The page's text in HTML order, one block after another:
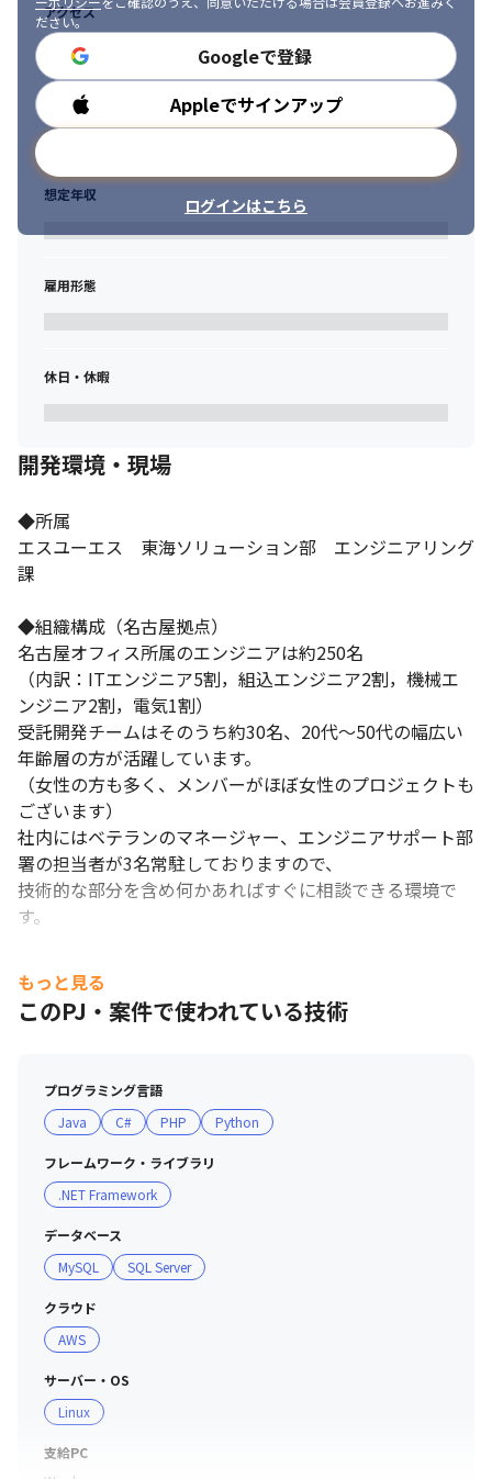
エンジニアのキャリア形成をサポート。
入社後のキャリアアップを継続的に支援します。
・多様なプロジェクト
大手企業を中心とした案件多数。
業界業種様々なプロジェクトに携われます。
・最先端技術領域へのチャレンジ機会
XR・AIをはじめとした先端技術領域において、実践的なプロジェ
クトへの参画が可能です。
さらに、AI人材育成にも注力しており、全社員に対してGemini
日常業務から最新AIを活用できる環境を整えています。
・キャリアの可能性
20代でリーダーとして活躍する社員も在籍しています。
・高い技術力を、正当に評価・還元する「フリーランスバリュー
専門性や実績を持つエンジニアを対象に、担当案件で生み出した
正社員としての安心感を持ちながら、フリーランスのように自身
の市場価値を高め、
収入アップを目指せる環境を提供しています。（規定あり）
ださい。
Googleで登録
Appleでサインアップ
ログインはこちら
アクセス
勤務時間
想定年収
雇用形態
休日・休暇
開発環境・現場
◆所属
エスユーエス　東海ソリューション部　エンジニアリング
課
◆組織構成（名古屋拠点）
名古屋オフィス所属のエンジニアは約250名
（内訳：ITエンジニア5割，組込エンジニア2割，機械エ
ンジニア2割，電気1割）
受託開発チームはそのうち約30名、20代～50代の幅広い
年齢層の方が活躍しています。
（女性の方も多く、メンバーがほぼ女性のプロジェクトも
ございます）
社内にはベテランのマネージャー、エンジニアサポート部
署の担当者が3名常駐しておりますので、
技術的な部分を含め何かあればすぐに相談できる環境で
す。
【名古屋拠点、お取引先を一部ご紹介】※敬称略。
株式会社CTCテクノロジー／株式会社FUJI／NDSインフ
ォス株式会社／株式会社NEXCOシステムソリューション
TIS株式会社／株式会社アイシン／アイシン・ソフトウェ
ア株式会社／アイホン株式会社／株式会社インテック／オ
ムロン デジタル株式会社／ガイオ・テクノロジー株式会
社／キヤノンITソリューションズ株式会社／株式会社サニ
ー技研／株式会社システムリサーチ／株式会社シバックス
／シューワ株式会社／株式会社セリオ／ソニーグローバル
マニュファクチャリング＆オペレーションズ株式会社／株
式会社ソフトウェアコントロール／株式会社テクノアドバ
ンス／株式会社トヨタシステムズ／トヨタ情報システム愛
知株式会社／スパイラルローキャス株式会社／株式会社マ
忠テクノソリューションズ株式会社／月電ソフトウェア株
式会社／三菱電機ソフトウエア株式会社／住電通信エンジ
ニアリング株式会社／住友電工情報システム株式会社／川
重岐阜エンジニアリング株式会社／村田機械株式会社／株
もっと見る
このPJ・案件で使われている技術
プログラミング言語
Java
C# PHP Python
フレームワーク・ライブラリ
.NET Framework
データベース
MySQL
SQL Server
クラウド
AWS
サーバー・OS
Linux
支給PC